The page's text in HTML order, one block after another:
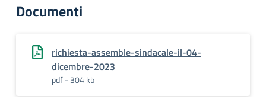
Documenti
richiesta-assemble-sindacale-il-04-
dicembre-2023
pdf - 304 kb